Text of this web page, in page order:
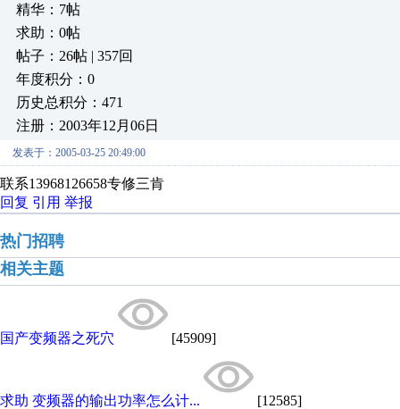
精华：7帖
求助：0帖
帖子：26帖 | 357回
年度积分：0
历史总积分：471
注册：2003年12月06日
发表于：2005-03-25 20:49:00
联系13968126658专修三肯
回复 引用 举报
热门招聘
相关主题
国产变频器之死穴 [45909]
求助 变频器的输出功率怎么计... [12585]